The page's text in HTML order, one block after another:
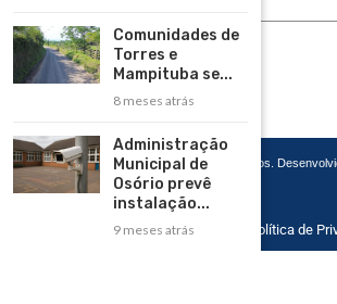
ASSINE
Copyright 2026 – Todos os Direitos Reservados.
Agência de Marketing
Home Contato Política de
Comunidades de
Torres e
Mampituba se...
8 meses atrás
Administração
Municipal de
Osório prevê
instalação...
9 meses atrás